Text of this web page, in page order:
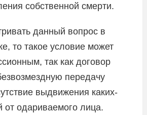
собственной смерти.
данный вопрос в
то такое условие может
так как договор
передачу
выдвижения каких-
от одариваемого лица.